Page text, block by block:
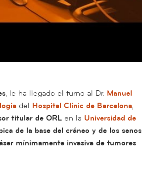
, le ha llegado el turno al Dr. Manuel
del Hospital Clínic de Barcelona,
titular de ORL en la Universidad de
de la base del cráneo y de los senos
mínimamente invasiva de tumores